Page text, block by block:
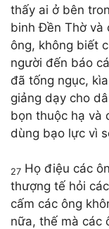
thấy ai ở bên
binh Đền Thờ và
ông, không biết
người đến báo
đã tống ngục,
giảng dạy cho
bọn thuộc hạ và
dùng bạo lực vì
27 Họ điệu các
thượng tế hỏi
cấm các ông
nữa, thế mà các